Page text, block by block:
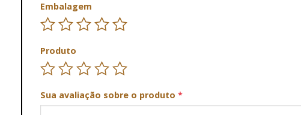
Embalagem
Produto
Sua avaliação sobre o produto *